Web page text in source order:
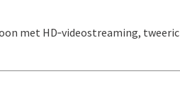
met HD‑videostreaming,